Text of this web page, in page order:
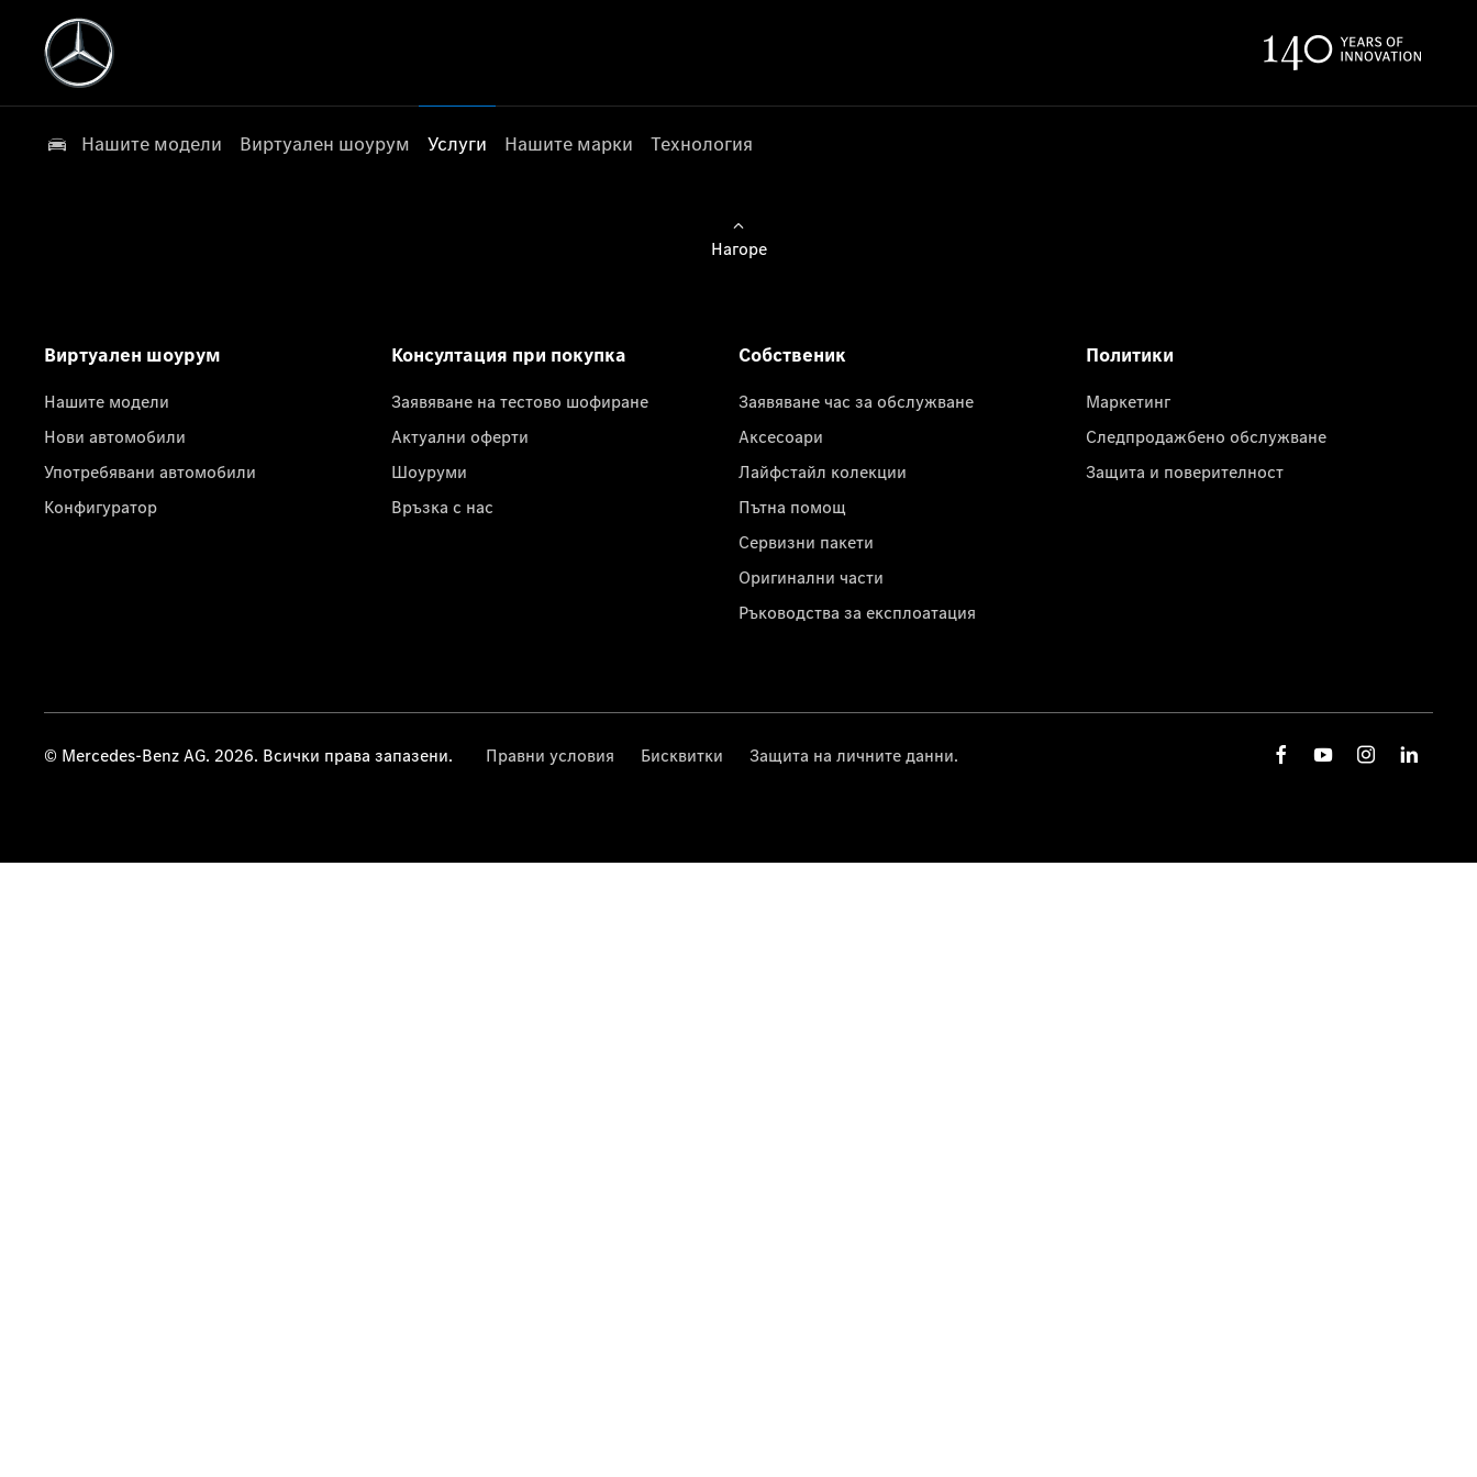
Нашите модели Виртуален шоурум Услуги Нашите марки Технология
Нагоре
Виртуален шоурум
Нашите модели
Нови автомобили
Употребявани автомобили
Конфигуратор
Консултация при покупка
Заявяване на тестово шофиране
Актуални оферти
Шоуруми
Връзка с нас
Собственик
Заявяване час за обслужване
Аксесоари
Лайфстайл колекции
Пътна помощ
Сервизни пакети
Оригинални части
Ръководства за експлоатация
Политики
Маркетинг
Следпродажбено обслужване
Защита и поверителност
© Mercedes-Benz AG. 2026. Всички права запазени. Правни условия Бисквитки Защита на личните данни.